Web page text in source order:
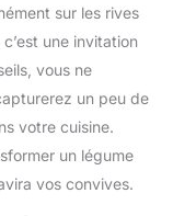
sur les rives
une invitation
vous ne
un peu de
votre cuisine.
un légume
vos convives.